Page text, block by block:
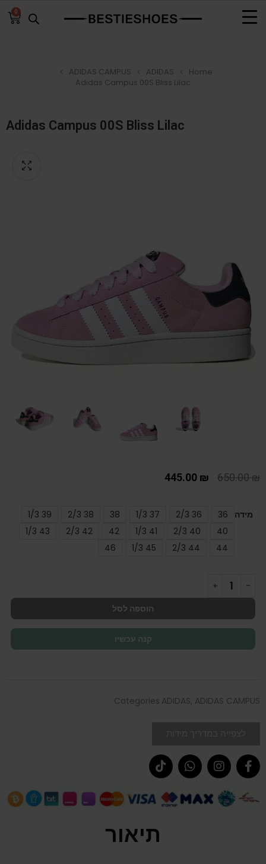
0
Home
ADIDAS
ADIDAS CAMPUS
Adidas Campus 00S Bliss Lilac
Adidas Campus 00S Bliss Lilac
650.00₪
445.00 ₪
מידה 36
36 2/3
37 1/3
38
38 2/3
39 1/3
40
40 2/3
41 1/3
42
42 2/3
43 1/3
44
44 2/3
45 1/3
46
הוספה לסל
קנה עכשיו
Categories ADIDAS, ADIDAS CAMPUS
תיאור